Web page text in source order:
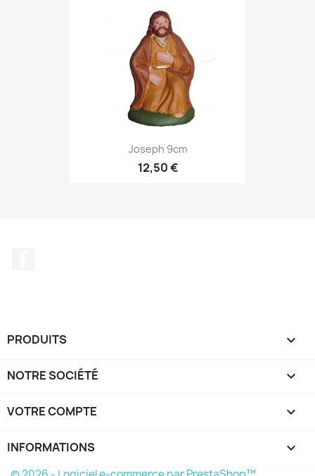
Joseph 9cm
12,50 €
PRODUITS 
NOTRE SOCIÉTÉ 
VOTRE COMPTE 
INFORMATIONS keyboard_arrow_down